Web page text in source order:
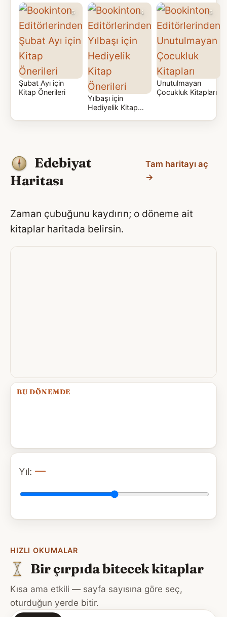
5
Şubat Ayı için
Kitap Önerileri
4
Yılbaşı için
Hediyelik Kitap
3
Unutulmayan
Çocukluk Kitapları
Edebiyat
Haritası
Tam haritayı aç
→
Zaman çubuğunu kaydırın; o döneme ait
kitaplar haritada belirsin.
BU DÖNEMDE
Yıl: —
Yıl
HIZLI OKUMALAR
Bir çırpıda bitecek kitaplar
Kısa ama etkili — sayfa sayısına göre seç,
oturduğun yerde bitir.